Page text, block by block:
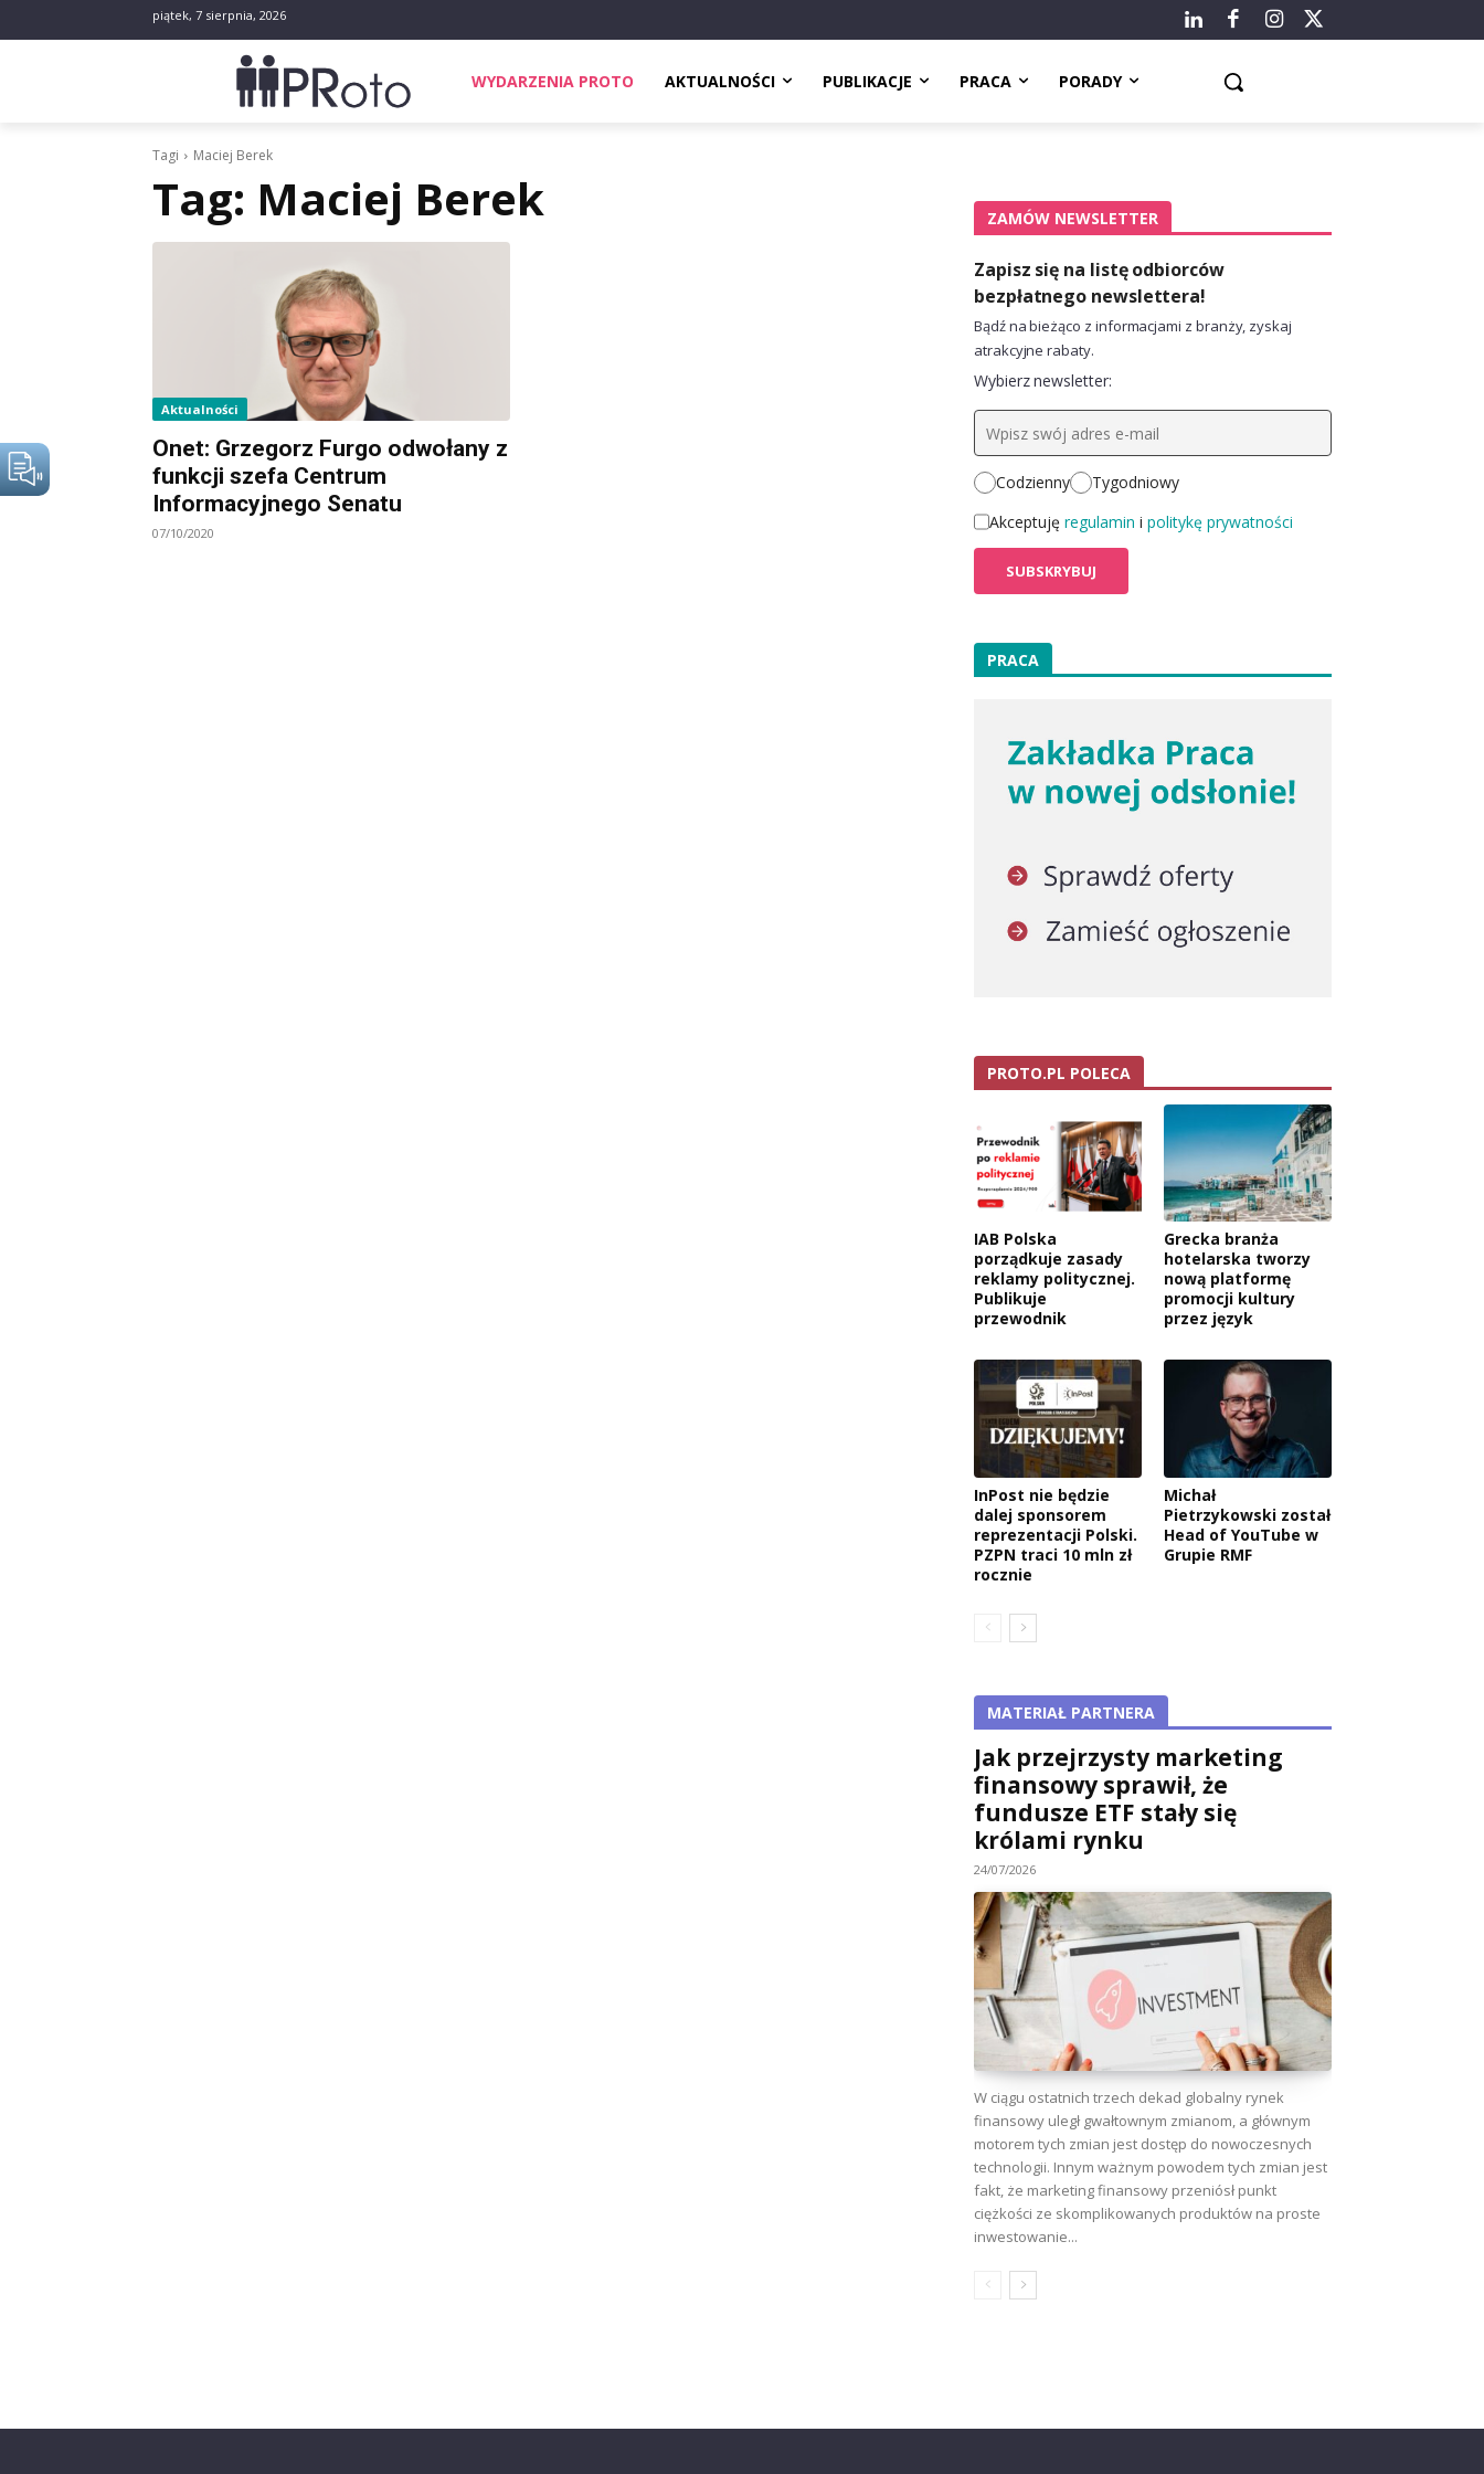
piątek, 7 sierpnia, 2026
WYDARZENIA PROTO AKTUALNOŚCI PUBLIKACJE PRACA PORADY
Tagi Maciej Berek
Tag: Maciej Berek
Aktualności
Onet: Grzegorz Furgo odwołany z
funkcji szefa Centrum
Informacyjnego Senatu
07/10/2020
ZAMÓW NEWSLETTER
Zapisz się na listę odbiorców
bezpłatnego newslettera!
Bądź na bieżąco z informacjami z branży, zyskaj
atrakcyjne rabaty.
Wybierz newsletter:
Codzienny
Tygodniowy
Akceptuję regulamin i politykę prywatności
PRACA
PROTO.PL POLECA
IAB Polska
porządkuje zasady
reklamy politycznej.
Publikuje
przewodnik
Grecka branża
hotelarska tworzy
nową platformę
promocji kultury
przez język
InPost nie będzie
dalej sponsorem
reprezentacji Polski.
PZPN traci 10 mln zł
rocznie
Michał
Pietrzykowski został
Head of YouTube w
Grupie RMF
MATERIAŁ PARTNERA
Jak przejrzysty marketing
finansowy sprawił, że
fundusze ETF stały się
królami rynku
24/07/2026
W ciągu ostatnich trzech dekad globalny rynek
finansowy uległ gwałtownym zmianom, a głównym
motorem tych zmian jest dostęp do nowoczesnych
technologii. Innym ważnym powodem tych zmian jest
fakt, że marketing finansowy przeniósł punkt
ciężkości ze skomplikowanych produktów na proste
inwestowanie...